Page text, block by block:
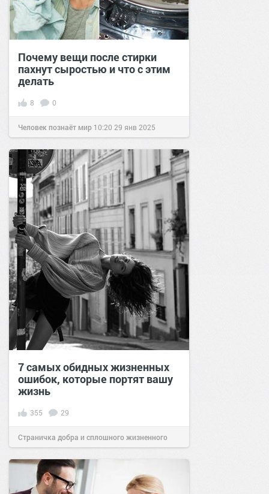
Почему вещи после стирки
пахнут сыростью и что с этим
делать
8 0
Человек познаёт мир 10:20 29 янв 2025
7 самых обидных жизненных
ошибок, которые портят вашу
жизнь
355 29
Страничка добра и сплошного жизненного
позитива!21:5901 фев 2021